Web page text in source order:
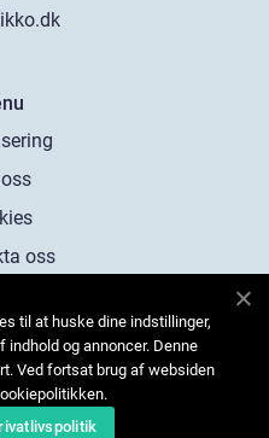
oss
til at huske dine indstillinger,
og annoncer. Denne
Ved fortsat brug af websiden